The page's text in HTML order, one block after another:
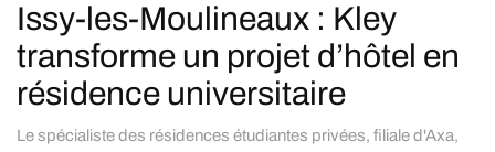
Issy-les-Moulineaux : Kley
transforme un projet d’hôtel en
résidence universitaire
Le spécialiste des résidences étudiantes privées, filiale d'Axa,